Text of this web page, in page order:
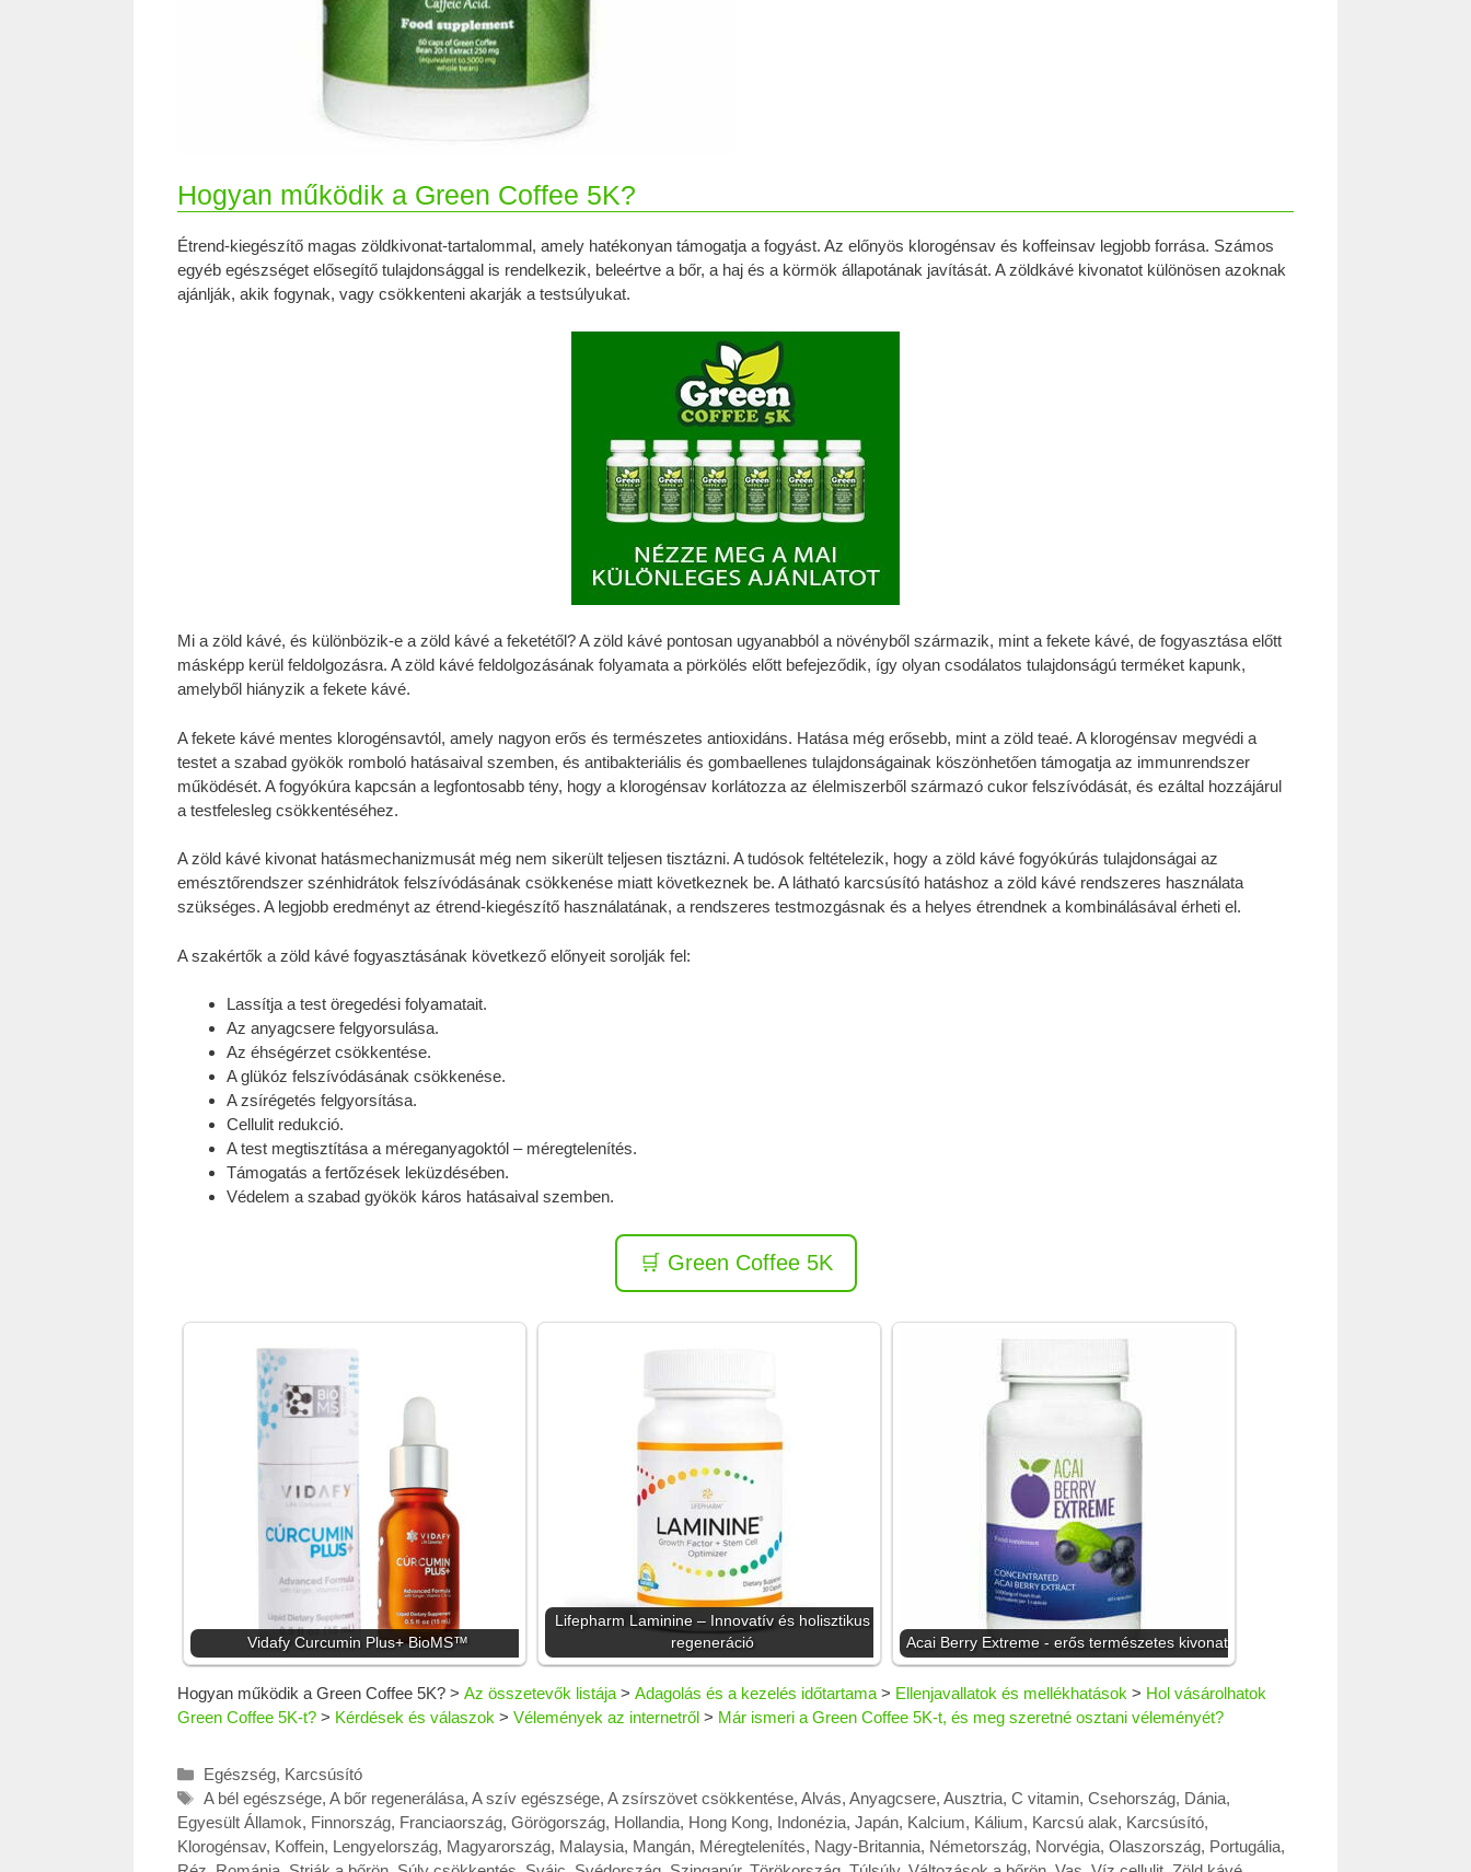
Hogyan működik a Green Coffee 5K?
Étrend-kiegészítő magas zöldkivonat-tartalommal, amely hatékonyan támogatja a fogyást. Az előnyös klorogénsav és koffeinsav legjobb forrása. Számos
egyéb egészséget elősegítő tulajdonsággal is rendelkezik, beleértve a bőr, a haj és a körmök állapotának javítását. A zöldkávé kivonatot különösen azoknak
ajánlják, akik fogynak, vagy csökkenteni akarják a testsúlyukat.
Mi a zöld kávé, és különbözik-e a zöld kávé a feketétől? A zöld kávé pontosan ugyanabból a növényből származik, mint a fekete kávé, de fogyasztása előtt
másképp kerül feldolgozásra. A zöld kávé feldolgozásának folyamata a pörkölés előtt befejeződik, így olyan csodálatos tulajdonságú terméket kapunk,
amelyből hiányzik a fekete kávé.
A fekete kávé mentes klorogénsavtól, amely nagyon erős és természetes antioxidáns. Hatása még erősebb, mint a zöld teaé. A klorogénsav megvédi a
testet a szabad gyökök romboló hatásaival szemben, és antibakteriális és gombaellenes tulajdonságainak köszönhetően támogatja az immunrendszer
működését. A fogyókúra kapcsán a legfontosabb tény, hogy a klorogénsav korlátozza az élelmiszerből származó cukor felszívódását, és ezáltal hozzájárul
a testfelesleg csökkentéséhez.
A zöld kávé kivonat hatásmechanizmusát még nem sikerült teljesen tisztázni. A tudósok feltételezik, hogy a zöld kávé fogyókúrás tulajdonságai az
emésztőrendszer szénhidrátok felszívódásának csökkenése miatt következnek be. A látható karcsúsító hatáshoz a zöld kávé rendszeres használata
szükséges. A legjobb eredményt az étrend-kiegészítő használatának, a rendszeres testmozgásnak és a helyes étrendnek a kombinálásával érheti el.
A szakértők a zöld kávé fogyasztásának következő előnyeit sorolják fel:
Lassítja a test öregedési folyamatait.
Az anyagcsere felgyorsulása.
Az éhségérzet csökkentése.
A glükóz felszívódásának csökkenése.
A zsírégetés felgyorsítása.
Cellulit redukció.
A test megtisztítása a méreganyagoktól – méregtelenítés.
Támogatás a fertőzések leküzdésében.
Védelem a szabad gyökök káros hatásaival szemben.
🛒 Green Coffee 5K
Vidafy Curcumin Plus+ BioMS™
Lifepharm Laminine – Innovatív és holisztikus
regeneráció
Acai Berry Extreme - erős természetes kivonat
Hogyan működik a Green Coffee 5K? > Az összetevők listája > Adagolás és a kezelés időtartama > Ellenjavallatok és mellékhatások > Hol vásárolhatok
Green Coffee 5K-t? > Kérdések és válaszok > Vélemények az internetről > Már ismeri a Green Coffee 5K-t, és meg szeretné osztani véleményét?
Kategória
Egészség, Karcsúsító
Címkék
A bél egészsége, A bőr regenerálása, A szív egészsége, A zsírszövet csökkentése, Alvás, Anyagcsere, Ausztria, C vitamin, Csehország, Dánia,
Egyesült Államok, Finnország, Franciaország, Görögország, Hollandia, Hong Kong, Indonézia, Japán, Kalcium, Kálium, Karcsú alak, Karcsúsító,
Klorogénsav, Koffein, Lengyelország, Magyarország, Malaysia, Mangán, Méregtelenítés, Nagy-Britannia, Németország, Norvégia, Olaszország, Portugália,